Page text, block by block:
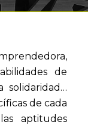
de
solidaridad…
de cada
aptitudes